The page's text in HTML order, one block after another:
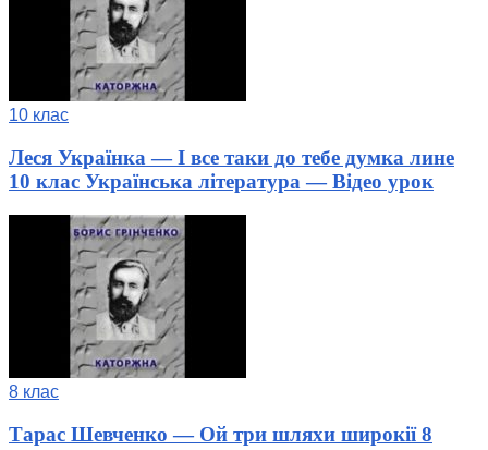
10 клас
Леся Українка — І все таки до тебе думка лине
10 клас Українська література — Відео урок
8 клас
Тарас Шевченко — Ой три шляхи широкії 8